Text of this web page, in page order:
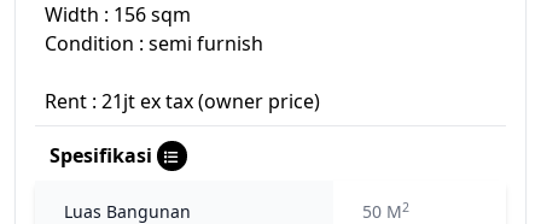
Width : 156 sqm
Condition : semi furnish
Rent : 21jt ex tax (owner price)
Spesifikasi
Luas Bangunan 50 M2